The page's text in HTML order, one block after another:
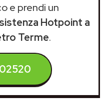
e prendi un
Hotpoint a
Terme.